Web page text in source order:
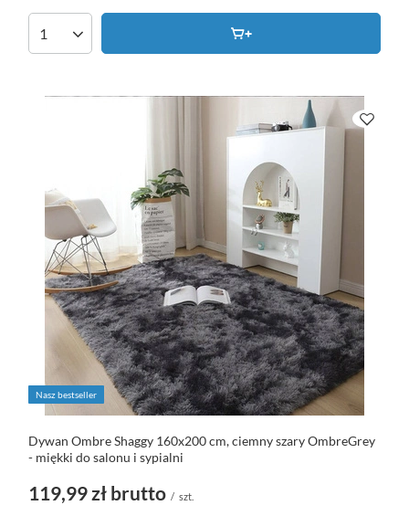
Nasz bestseller
Dywan Ombre Shaggy 160x200 cm, ciemny szary OmbreGrey
- miękki do salonu i sypialni
119,99 zł brutto / szt.